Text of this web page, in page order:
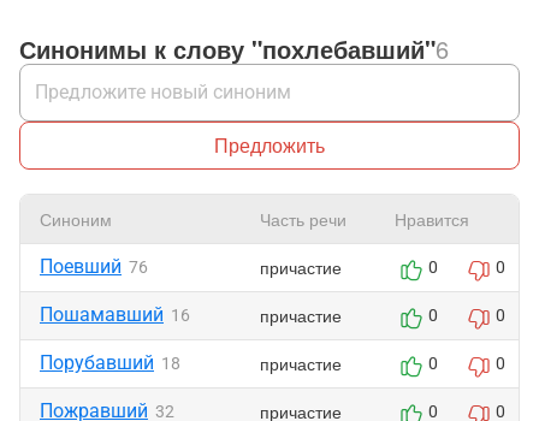
Синонимы к слову "похлебавший"6
Предложить
Синоним Часть речи Нравится
Поевший 76 причастие 0 0
Пошамавший 16 причастие 0 0
Порубавший 18 причастие 0 0
Пожравший 32 причастие 0 0